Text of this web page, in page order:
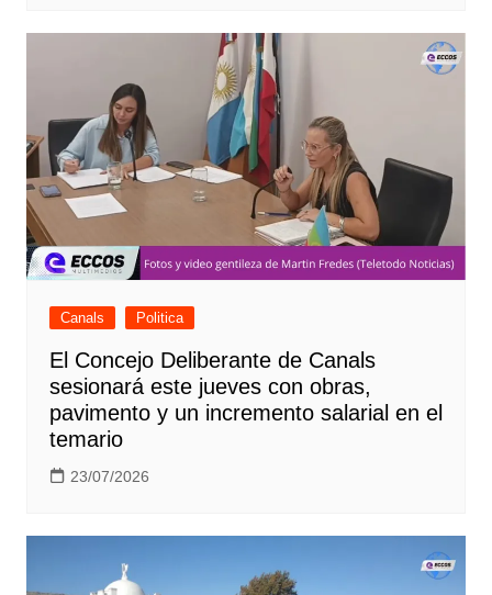
Canals Politica
El Concejo Deliberante de Canals
sesionará este jueves con obras,
pavimento y un incremento salarial en el
temario
23/07/2026